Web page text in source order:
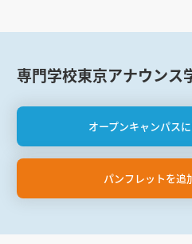
専門学校東京アナウンス
オープンキャンパス
パンフレットを追